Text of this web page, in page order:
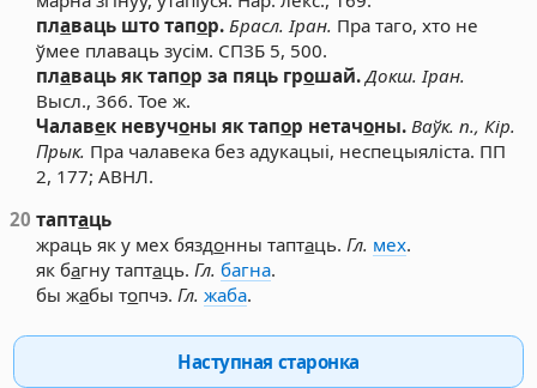
плаваць што тапор. Брасл. Іран. Пра таго, хто не
ўмее плаваць зусім. СПЗБ 5, 500.
плаваць як тапор за пяць грошай. Докш. Іран.
Высл., 366. Тое ж.
Чалавек невучоны як тапор нетачоны. Ваўк. п., Кір.
Прык. Пра чалавека без адукацыі, неспецыяліста. ПП
2, 177; АВНЛ.
20 таптаць
жраць як у мех бяздонны таптаць.Гл. мех.
як багну таптаць.Гл. багна.
бы жабы топчэ.Гл. жаба.
Наступная старонка